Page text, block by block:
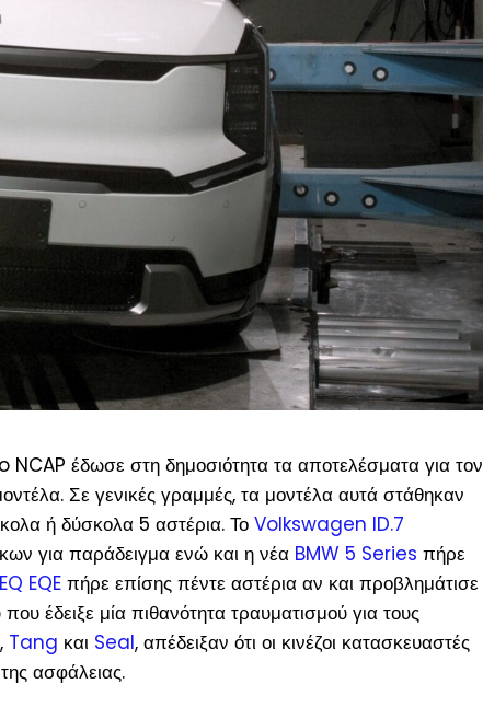
έδωσε στη δημοσιότητα τα αποτελέσματα για τον
Σε γενικές γραμμές, τα μοντέλα αυτά στάθηκαν
ή δύσκολα 5 αστέρια. Το Volkswagen ID.7
για παράδειγμα ενώ και η νέα BMW 5 Series πήρε
EQEπήρε επίσης πέντε αστέρια αν και προβλημάτισε
έδειξε μία πιθανότητα τραυματισμού για τους
Tang και Seal, απέδειξαν ότι οι κινέζοι κατασκευαστές
ασφάλειας.